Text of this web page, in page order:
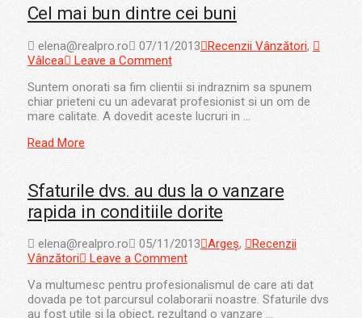
Cel mai bun dintre cei buni
elena@realpro.ro 07/11/2013 Recenzii Vânzători,
Vâlcea
Leave a Comment
Suntem onorati sa fim clientii si indraznim sa spunem
chiar prieteni cu un adevarat profesionist si un om de
mare calitate. A dovedit aceste lucruri in …
Read More
Sfaturile dvs. au dus la o vanzare
rapida in conditiile dorite
elena@realpro.ro 05/11/2013 Argeș,
Recenzii
Vânzători
Leave a Comment
Va multumesc pentru profesionalismul de care ati dat
dovada pe tot parcursul colaborarii noastre. Sfaturile dvs
au fost utile si la obiect, rezultand o vanzare …